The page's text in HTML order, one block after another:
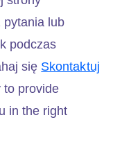
pytania lub
podczas
się Skontaktuj
to provide
in the right